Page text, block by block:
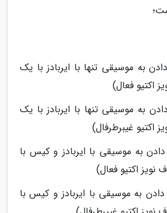
به موسیقی تنها با ایربادز با یک
اکتیو فعال)
به موسیقی تنها با ایربادز با یک
اکتیو غیبرطرفال)
به موسیقی با ایربادز و کیس با
نویز اکتیو فعال)
به موسیقی با ایربادز و کیس با